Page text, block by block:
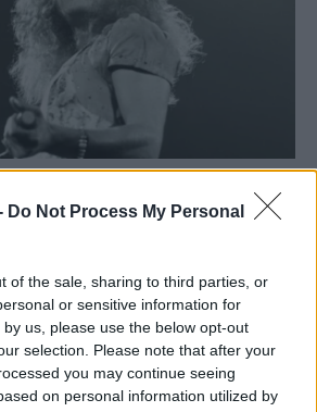
Do Not Process My Personal
of the sale, sharing to third parties, or
or sensitive information for
us, please use the below opt-out
selection. Please note that after your
you may continue seeing
on personal information utilized by
να χάσει τη γυναίκα του